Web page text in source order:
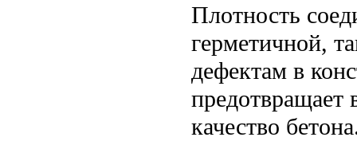
Плотность
герметичной,
дефектам в
предотвращает
качество